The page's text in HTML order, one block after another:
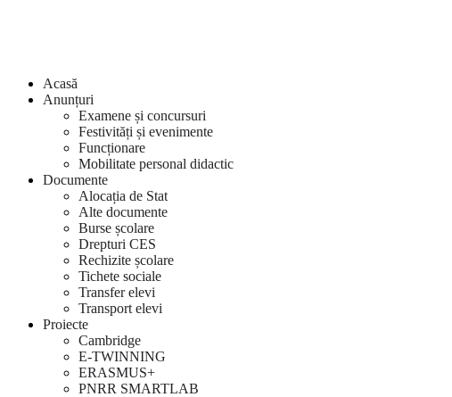
Acasă
Anunțuri
Examene și concursuri
Festivități și evenimente
Funcționare
Mobilitate personal didactic
Documente
Alocația de Stat
Alte documente
Burse școlare
Drepturi CES
Rechizite școlare
Tichete sociale
Transfer elevi
Transport elevi
Proiecte
Cambridge
E-TWINNING
ERASMUS+
PNRR SMARTLAB